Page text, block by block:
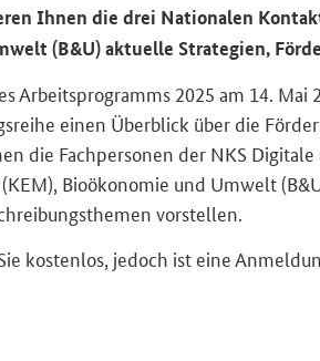
Ihnen die drei Na­tio­na­len
(B&U) ak­tu­el­le Stra­te­gien,
Ar­beits­pro­gramms 2025 am 14.
einen Über­blick über die
die Fach­per­so­nen der NKS
Bio­öko­no­mie und Um­welt
vor­stel­len.
kos­ten­los, je­doch ist eine